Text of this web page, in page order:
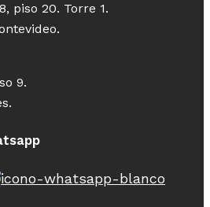
piso 20. Torre 1.
9.